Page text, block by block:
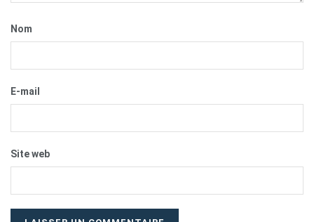
Nom
E-mail
Site web